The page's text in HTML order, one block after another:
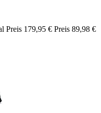
Preis 179,95 € Preis 89,98 €